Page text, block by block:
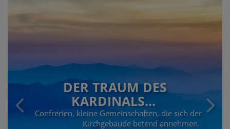
DER TRAUM DES
KARDINALS...
Confrerien, kleine Gemeinschaften, die sich der
Kirchgebäude betend annehmen.